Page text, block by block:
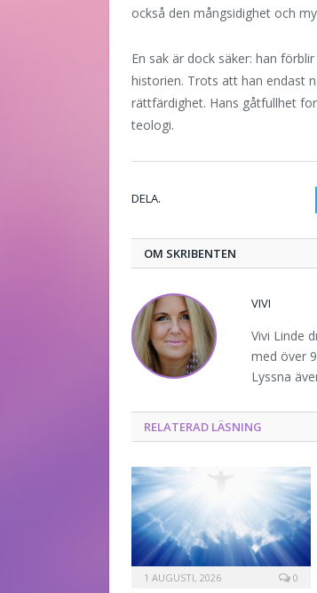
också den mångsidighet och
En sak är dock säker: han
historien. Trots att han endast
rättfärdighet. Hans gåtfullhet
teologi.
DELA.
OM SKRIBENTEN
VIVI
Vivi Linde
med över
Lyssna
RELATERAD LÄSNING
1 AUGUSTI, 2026 0